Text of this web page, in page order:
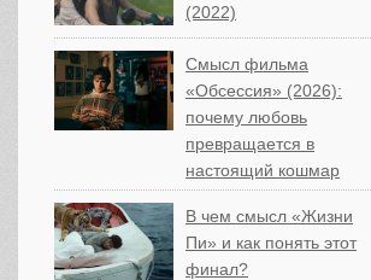
(2022)
Смысл фильма
«Обсессия» (2026):
почему любовь
превращается в
настоящий кошмар
В чем смысл «Жизни
Пи» и как понять этот
финал?